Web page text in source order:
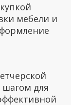
мебели и
для